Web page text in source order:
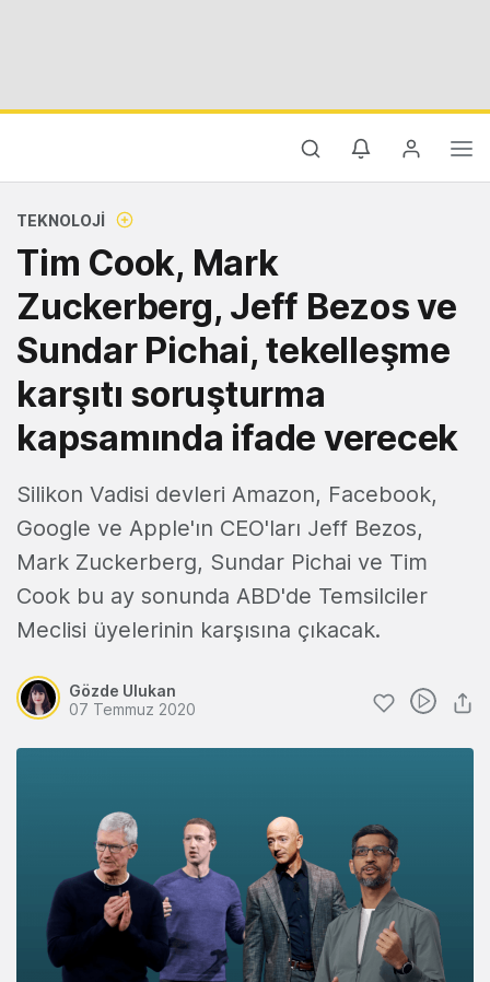
TEKNOLOJI
Tim Cook, Mark
Zuckerberg, Jeff Bezos ve
Sundar Pichai, tekelleşme
karşıtı soruşturma
kapsamında ifade verecek
Silikon Vadisi devleri Amazon, Facebook,
Google ve Apple'ın CEO'ları Jeff Bezos,
Mark Zuckerberg, Sundar Pichai ve Tim
Cook bu ay sonunda ABD'de Temsilciler
Meclisi üyelerinin karşısına çıkacak.
Gözde Ulukan
07 Temmuz 2020